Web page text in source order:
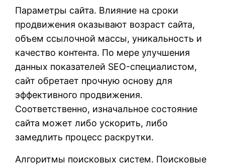
Параметры сайта. Влияние на сроки
продвижения оказывают возраст сайта,
объем ссылочной массы, уникальность и
качество контента. По мере улучшения
данных показателей SEO-специалистом,
сайт обретает прочную основу для
эффективного продвижения.
Соответственно, изначальное состояние
сайта может либо ускорить, либо
замедлить процесс раскрутки.
Алгоритмы поисковых систем. Поисковые